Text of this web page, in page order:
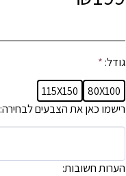
גודל: *
80X100
115X150
רישמו כאן את הצבעים לבחירה:
הערות חשובות: